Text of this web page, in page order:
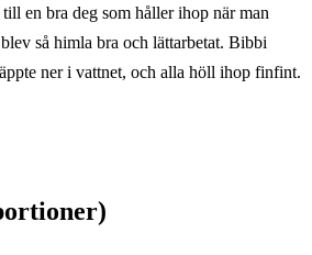
en bra deg som håller ihop när man
så himla bra och lättarbetat. Bibbi
ner i vattnet, och alla höll ihop finfint.